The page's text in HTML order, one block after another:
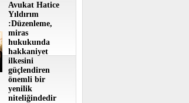
Avukat Hatice
Yıldırım
:Düzenleme,
miras
hukukunda
hakkaniyet
ilkesini
güçlendiren
önemli bir
yenilik
niteliğindedir